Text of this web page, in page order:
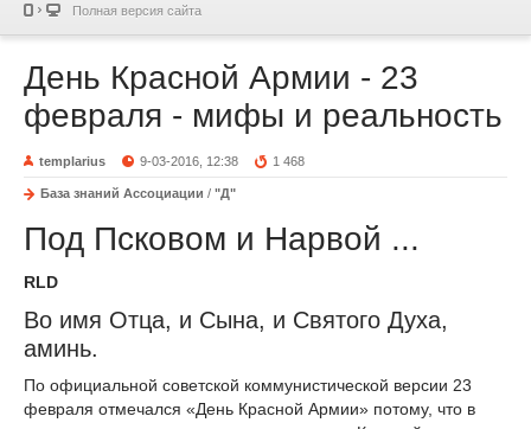
Полная версия сайта
День Красной Армии - 23
февраля - мифы и реальность
templarius 9-03-2016, 12:38 1 468
База знаний Ассоциации / "Д"
Под Псковом и Нарвой ...
RLD
Во имя Отца, и Сына, и Святого Духа,
аминь.
По официальной советской коммунистической версии 23
февраля отмечался «День Красной Армии» потому, что в